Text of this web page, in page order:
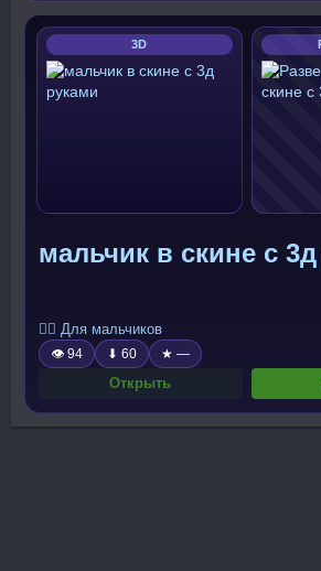
3D
мальчик в скине с
🧍‍♂️ Для мальчиков
👁 94 ⬇ 60 ★ —
Открыть